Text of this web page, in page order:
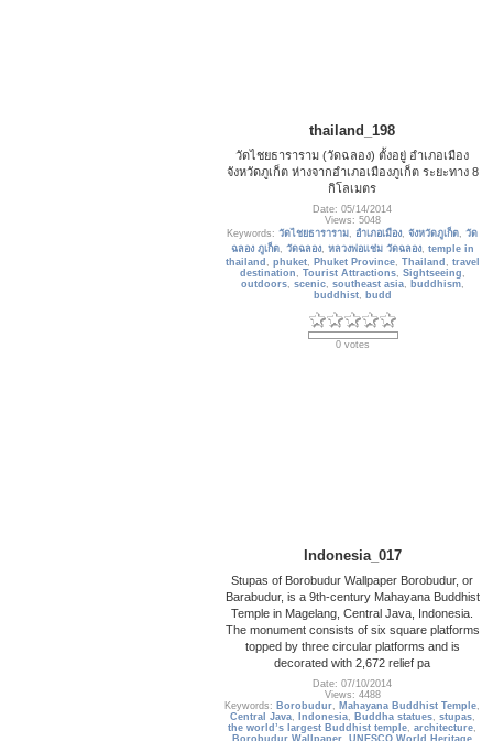
thailand_198
วัดไชยธาราราม (วัดฉลอง) ตั้งอยู่ อำเภอเมือง
จังหวัดภูเก็ต ห่างจากอำเภอเมืองภูเก็ต ระยะทาง 8
กิโลเมตร
Date: 05/14/2014
Views: 5048
Keywords:วัดไชยธาราราม, อำเภอเมือง,จังหวัดภูเก็ต,วัด
ฉลอง ภูเก็ต, วัดฉลอง, หลวงพ่อแช่ม วัดฉลอง, temple in
thailand , phuket, Phuket Province, Thailand , travel
destination , Tourist Attractions, Sightseeing ,
outdoors, scenic, southeast asia, buddhism,
buddhist, budd
0 votes
Indonesia_017
Stupas of Borobudur Wallpaper Borobudur, or
Barabudur, is a 9th-century Mahayana Buddhist
Temple in Magelang, Central Java, Indonesia.
The monument consists of six square platforms
topped by three circular platforms and is
decorated with 2,672 relief pa
Date: 07/10/2014
Views: 4488
Keywords: Borobudur, Mahayana Buddhist Temple,
Central Java, Indonesia, Buddha statues, stupas,
the world’s largest Buddhist temple,architecture,